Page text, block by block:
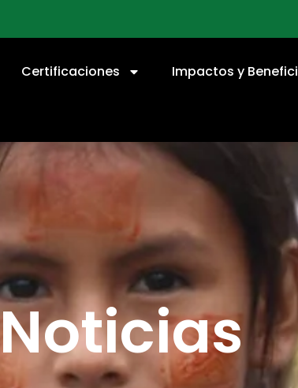
Certificaciones Impactos y
Noticias